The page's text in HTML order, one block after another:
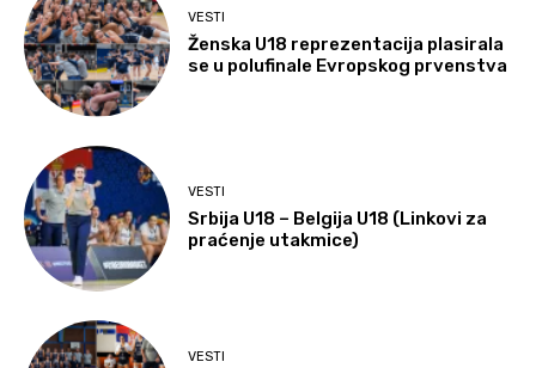
VESTI
Ženska U18 reprezentacija plasirala
se u polufinale Evropskog prvenstva
VESTI
Srbija U18 – Belgija U18 (Linkovi za
praćenje utakmice)
VESTI